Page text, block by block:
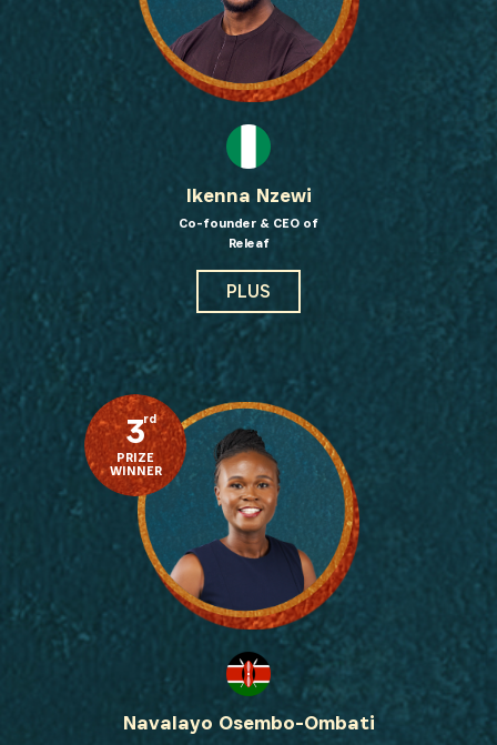
Ikenna Nzewi
Co-founder & CEO of
Releaf
PLUS
3rd
PRIZE
WINNER
Navalayo Osembo-Ombati